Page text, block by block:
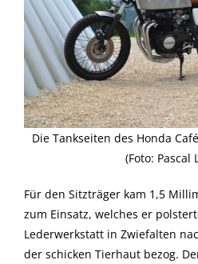
Die Tankseiten des Honda
(Foto: Pascal
Für den Sitzträger kam 1,5
zum Einsatz, welches er
Lederwerkstatt in Zwiefalten
der schicken Tierhaut bezog.